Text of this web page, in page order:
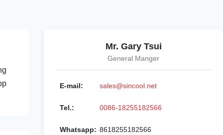
Mr. Gary Tsui
General Manger
E-mail: sales@sincool.net
Tel.: 0086-18255182566
Whatsapp: 8618255182566